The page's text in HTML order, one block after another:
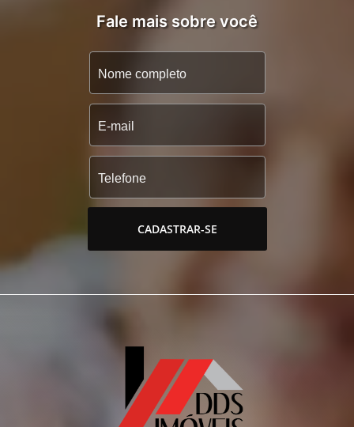
Fale mais sobre você
CADASTRAR-SE